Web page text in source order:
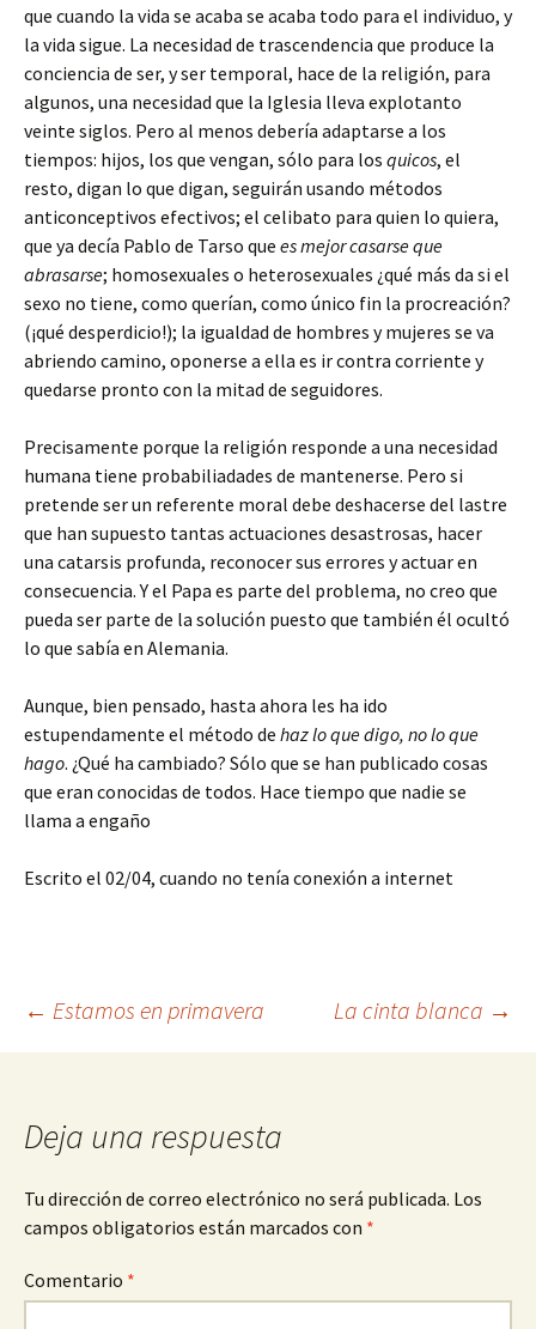
que cuando la vida se acaba se acaba todo para el individuo, y
la vida sigue. La necesidad de trascendencia que produce la
conciencia de ser, y ser temporal, hace de la religión, para
algunos, una necesidad que la Iglesia lleva explotanto
veinte siglos. Pero al menos debería adaptarse a los
tiempos: hijos, los que vengan, sólo para los quicos, el
resto, digan lo que digan, seguirán usando métodos
anticonceptivos efectivos; el celibato para quien lo quiera,
que ya decía Pablo de Tarso que es mejor casarse que
abrasarse; homosexuales o heterosexuales ¿qué más da si el
sexo no tiene, como querían, como único fin la procreación?
(¡qué desperdicio!); la igualdad de hombres y mujeres se va
abriendo camino, oponerse a ella es ir contra corriente y
quedarse pronto con la mitad de seguidores.
Precisamente porque la religión responde a una necesidad
humana tiene probabiliadades de mantenerse. Pero si
pretende ser un referente moral debe deshacerse del lastre
que han supuesto tantas actuaciones desastrosas, hacer
una catarsis profunda, reconocer sus errores y actuar en
consecuencia. Y el Papa es parte del problema, no creo que
pueda ser parte de la solución puesto que también él ocultó
lo que sabía en Alemania.
Aunque, bien pensado, hasta ahora les ha ido
estupendamente el método de haz lo que digo, no lo que
hago. ¿Qué ha cambiado? Sólo que se han publicado cosas
que eran conocidas de todos. Hace tiempo que nadie se
llama a engaño
Escrito el 02/04, cuando no tenía conexión a internet
Navegación
entradas
← Estamos en primavera La cinta blanca →
Deja una respuesta
Tu dirección de correo electrónico no será publicada. Los
campos obligatorios están marcados con *
Comentario *